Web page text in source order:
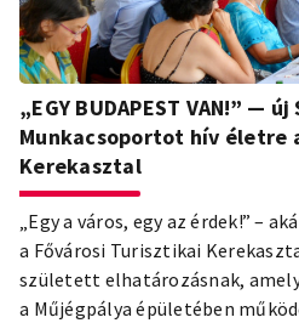
„EGY BUDAPEST VAN!” —
Munkacsoportot hív életre
Kerekasztal
„Egy a város, egy az érdek!” –
a Fővárosi Turisztikai
született elhatározásnak,
a Műjégpálya épületében